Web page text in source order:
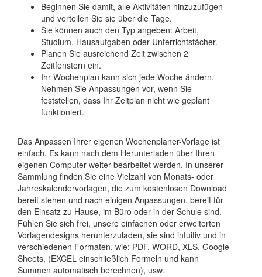
Beginnen Sie damit, alle Aktivitäten hinzuzufügen
und verteilen Sie sie über die Tage.
Sie können auch den Typ angeben: Arbeit,
Studium, Hausaufgaben oder Unterrichtsfächer.
Planen Sie ausreichend Zeit zwischen 2
Zeitfenstern ein.
Ihr Wochenplan kann sich jede Woche ändern.
Nehmen Sie Anpassungen vor, wenn Sie
feststellen, dass Ihr Zeitplan nicht wie geplant
funktioniert.
Das Anpassen Ihrer eigenen Wochenplaner-Vorlage ist
einfach. Es kann nach dem Herunterladen über Ihren
eigenen Computer weiter bearbeitet werden. In unserer
Sammlung finden Sie eine Vielzahl von Monats- oder
Jahreskalendervorlagen, die zum kostenlosen Download
bereit stehen und nach einigen Anpassungen, bereit für
den Einsatz zu Hause, im Büro oder in der Schule sind.
Fühlen Sie sich frei, unsere einfachen oder erweiterten
Vorlagendesigns herunterzuladen, sie sind intuitiv und in
verschiedenen Formaten, wie: PDF, WORD, XLS, Google
Sheets, (EXCEL einschließlich Formeln und kann
Summen automatisch berechnen), usw.